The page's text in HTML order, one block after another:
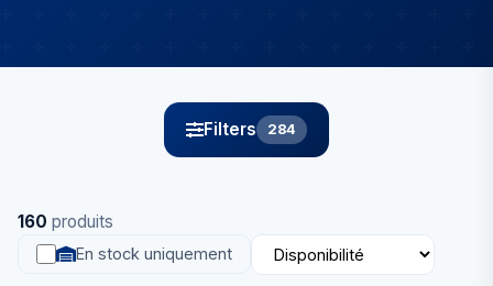
Filters 284
160 produits
En stock uniquement